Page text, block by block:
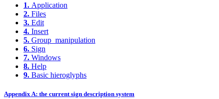
1. Application
2. Files
3. Edit
4. Insert
5. Group_manipulation
6. Sign
7. Windows
8. Help
9. Basic hieroglyphs
Appendix A: the current sign description system